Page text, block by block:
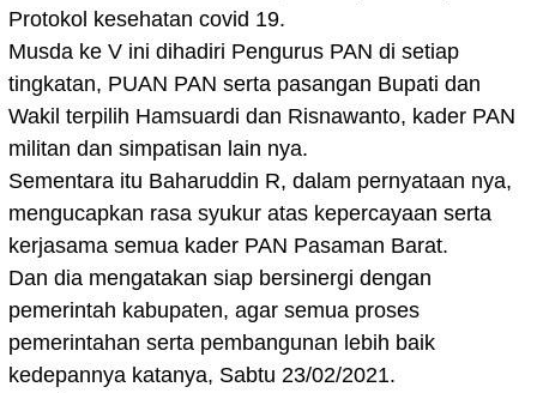
Protokol kesehatan covid 19.
Musda ke V ini dihadiri Pengurus PAN di setiap
tingkatan, PUAN PAN serta pasangan Bupati dan
Wakil terpilih Hamsuardi dan Risnawanto, kader PAN
militan dan simpatisan lain nya.
Sementara itu Baharuddin R, dalam pernyataan nya,
mengucapkan rasa syukur atas kepercayaan serta
kerjasama semua kader PAN Pasaman Barat.
Dan dia mengatakan siap bersinergi dengan
pemerintah kabupaten, agar semua proses
pemerintahan serta pembangunan lebih baik
kedepannya katanya, Sabtu 23/02/2021.